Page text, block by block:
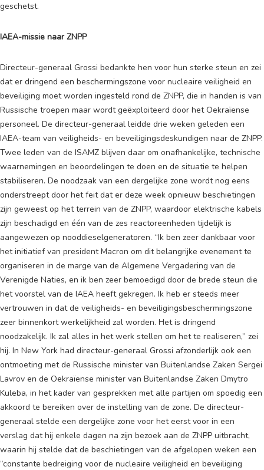
geschetst.
IAEA-missie naar ZNPP
Directeur-generaal Grossi bedankte hen voor hun sterke steun en zei
dat er dringend een beschermingszone voor nucleaire veiligheid en
beveiliging moet worden ingesteld rond de ZNPP, die in handen is van
Russische troepen maar wordt geëxploiteerd door het Oekraïense
personeel. De directeur-generaal leidde drie weken geleden een
IAEA-team van veiligheids- en beveiligingsdeskundigen naar de ZNPP.
Twee leden van de ISAMZ blijven daar om onafhankelijke, technische
waarnemingen en beoordelingen te doen en de situatie te helpen
stabiliseren. De noodzaak van een dergelijke zone wordt nog eens
onderstreept door het feit dat er deze week opnieuw beschietingen
zijn geweest op het terrein van de ZNPP, waardoor elektrische kabels
zijn beschadigd en één van de zes reactoreenheden tijdelijk is
aangewezen op nooddieselgeneratoren. “Ik ben zeer dankbaar voor
het initiatief van president Macron om dit belangrijke evenement te
organiseren in de marge van de Algemene Vergadering van de
Verenigde Naties, en ik ben zeer bemoedigd door de brede steun die
het voorstel van de IAEA heeft gekregen. Ik heb er steeds meer
vertrouwen in dat de veiligheids- en beveiligingsbeschermingszone
zeer binnenkort werkelijkheid zal worden. Het is dringend
noodzakelijk. Ik zal alles in het werk stellen om het te realiseren,” zei
hij. In New York had directeur-generaal Grossi afzonderlijk ook een
ontmoeting met de Russische minister van Buitenlandse Zaken Sergei
Lavrov en de Oekraïense minister van Buitenlandse Zaken Dmytro
Kuleba, in het kader van gesprekken met alle partijen om spoedig een
akkoord te bereiken over de instelling van de zone. De directeur-
generaal stelde een dergelijke zone voor het eerst voor in een
verslag dat hij enkele dagen na zijn bezoek aan de ZNPP uitbracht,
waarin hij stelde dat de beschietingen van de afgelopen weken een
“constante bedreiging voor de nucleaire veiligheid en beveiliging